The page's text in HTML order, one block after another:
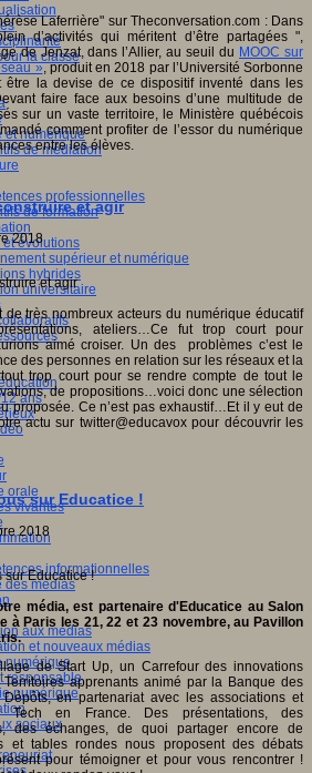
la classe
et numérique
de médiation
professionnelles
de formation
et évolutions
supérieur et numérique
hybrides
universitaire
ans
orale
vivantes
informationnelles
des médias
aux médias
et nouveaux médias
numérique
responsable
numérique
sociaux
Laferrière" sur Theconversation.com : Dans
d’activités qui méritent d’être partagées ",
de Jenzat, dans l’Allier, au seuil du MOOC sur
», produit en 2018 par l’Université Sorbonne
être la devise de ce dispositif inventé dans les
faire face aux besoins d’une multitude de
sur un vaste territoire, le Ministère québécois
comment profiter de l’essor du numérique
entre les élèves.
et agir
2018
très nombreux acteurs du numérique éducatif
ateliers…Ce fut trop court pour
aimé croiser. Un des problèmes c’est le
des personnes en relation sur les réseaux et la
trop court pour se rendre compte de tout le
de propositions…voici donc une sélection
proposée. Ce n’est pas exhaustif…Et il y eut de
actu sur twitter@educavox pour découvrir les
sur Educatice !
2018
média, est partenaire d'Educatice au Salon
à Paris les 21, 22 et 23 novembre, au Pavillon
de Start Up, un Carrefour des innovations
apprenants animé par la Banque des
en partenariat avec les associations et
Tech en France. Des présentations, des
des échanges, de quoi partager encore de
et tables rondes nous proposent des débats
pour témoigner et pour vous rencontrer !